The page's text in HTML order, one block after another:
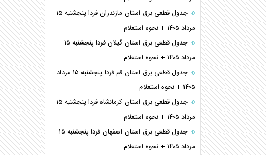
جدول قطعی برق استان مازندران فردا پنجشنبه ۱۵
مرداد ۱۴۰۵ + نحوه استعلام
جدول قطعی برق استان گیلان فردا پنجشنبه ۱۵
مرداد ۱۴۰۵ + نحوه استعلام
جدول قطعی برق استان قم فردا پنجشنبه ۱۵ مرداد
۱۴۰۵ + نحوه استعلام
جدول قطعی برق استان کرمانشاه فردا پنجشنبه ۱۵
مرداد ۱۴۰۵ + نحوه استعلام
جدول قطعی برق استان اصفهان فردا پنجشنبه ۱۵
مرداد ۱۴۰۵ + نحوه استعلام